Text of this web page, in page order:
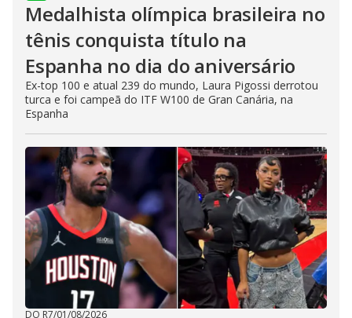
Medalhista olímpica brasileira no
tênis conquista título na
Espanha no dia do aniversário
Ex-top 100 e atual 239 do mundo, Laura Pigossi derrotou
turca e foi campeã do ITF W100 de Gran Canária, na
Espanha
DO R7/01/08/2026